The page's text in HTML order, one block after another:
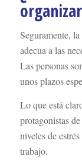
Seguramente,
adecua a las
Las personas
unos plazos
Lo que está
protagonistas
niveles de
trabajo.